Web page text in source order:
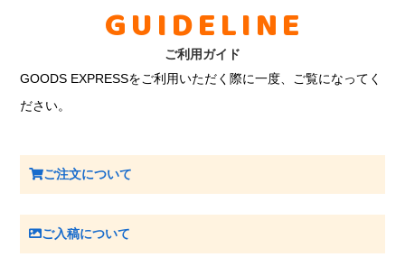
GUIDELINE
ご利用ガイド
GOODS EXPRESSをご利用いただく際に一度、ご覧になってく
ださい。
ご注文について
ご入稿について